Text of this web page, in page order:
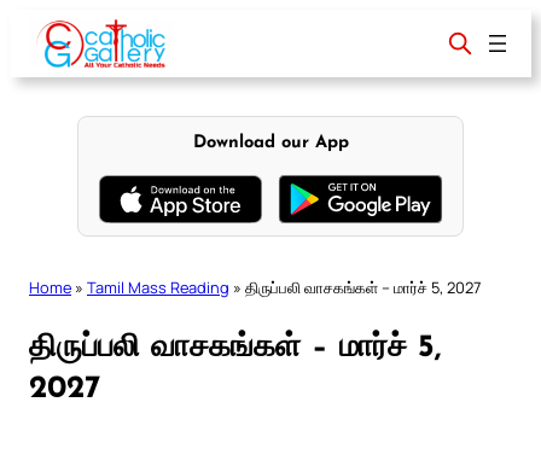
content
Download our App
Home » Tamil Mass Reading » திருப்பலி வாசகங்கள் – மார்ச் 5, 2027
திருப்பலி வாசகங்கள் – மார்ச் 5,
2027